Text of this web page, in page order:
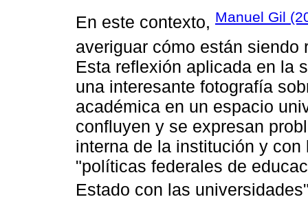
En este contexto, Manuel Gil
averiguar cómo están
Esta reflexión aplicada en la
una interesante fotografía
académica en un espacio
confluyen y se expresan
interna de la institución y
"políticas federales de
Estado con las